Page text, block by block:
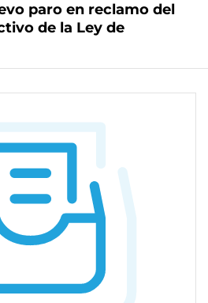
paro en reclamo del
de la Ley de